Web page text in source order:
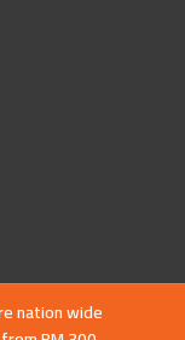
nation wide